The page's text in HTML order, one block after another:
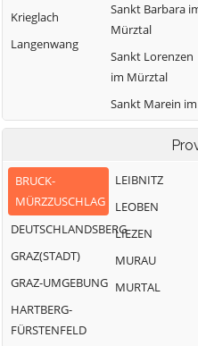
Krieglach
Langenwang
Sankt Barbara
Mürztal
Sankt Lorenzen
im Mürztal
Sankt Marein im
Mürztal
BRUCK-
MÜRZZUSCHLAG
DEUTSCHLANDSBERG
GRAZ(STADT)
GRAZ-UMGEBUNG
HARTBERG-
FÜRSTENFELD
LEIBNITZ
LEOBEN
LIEZEN
MURAU
MURTAL